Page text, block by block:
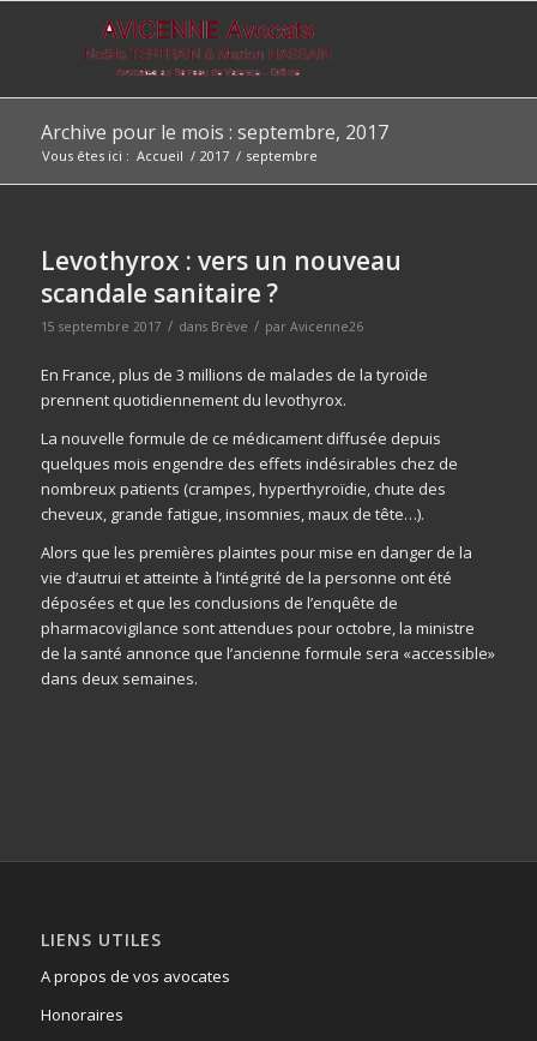
Archive pour le mois : septembre, 2017
Vous êtes ici : Accueil / 2017 / septembre
Levothyrox : vers un nouveau
scandale sanitaire ?
15 septembre 2017 / dans Brève / par Avicenne26
En France, plus de 3 millions de malades de la tyroïde
prennent quotidiennement du levothyrox.
La nouvelle formule de ce médicament diffusée depuis
quelques mois engendre des effets indésirables chez de
nombreux patients (crampes, hyperthyroïdie, chute des
cheveux, grande fatigue, insomnies, maux de tête…).
Alors que les premières plaintes pour mise en danger de la
vie d’autrui et atteinte à l’intégrité de la personne ont été
déposées et que les conclusions de l’enquête de
pharmacovigilance sont attendues pour octobre, la ministre
de la santé annonce que l’ancienne formule sera «accessible»
dans deux semaines.
LIENS UTILES
A propos de vos avocates
Honoraires